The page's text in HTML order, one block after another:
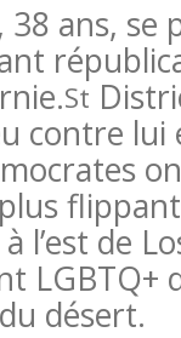
38 ans, se
St
contre lui
l’est de
LGBTQ+
désert.